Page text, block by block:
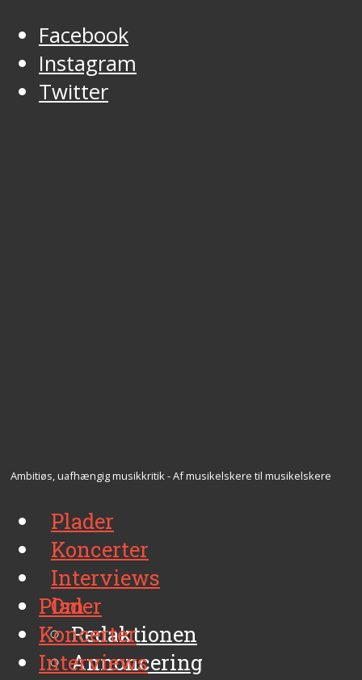
Facebook
Instagram
Twitter
Ambitiøs, uafhængig musikkritik - Af musikelskere til musikelskere
Plader
Koncerter
Interviews
Om
Redaktionen
Annoncering
Plader
Koncerter
Interviews